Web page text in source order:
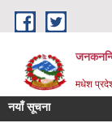
Skip to main content
मधेश
नयाँ सूचना